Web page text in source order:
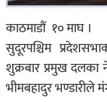
काठमाडौं १० माघ ।
सुदूरपश्चिम
शुक्रबार प्रमुख
भीमबहादुर भण्डारीले